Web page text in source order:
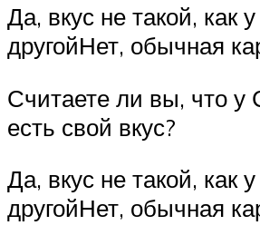
Да, вкус не такой, как
другойНет, обычная
Считаете ли вы, что у
есть свой вкус?
Да, вкус не такой, как
другойНет, обычная